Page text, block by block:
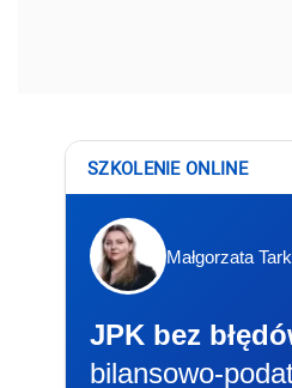
SZKOLENIE ONLINE
Małgorzata
JPK bez
bilansowo-